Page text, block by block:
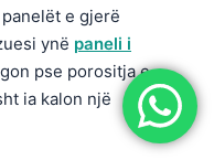
e gjerë
ynë paneli i
pse porositja e
ia kalon një